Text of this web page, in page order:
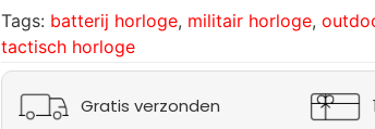
Tags: batterij horloge, militair horloge,
tactisch horloge
Gratis verzonden